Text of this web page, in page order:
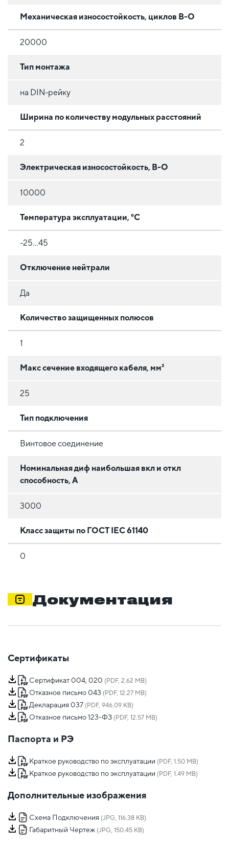
Механическая износостойкость, циклов В-О
20000
Тип монтажа
на DIN-рейку
Ширина по количеству модульных расстояний
2
Электрическая износостойкость, В-О
10000
Температура эксплуатации, °C
-25...45
Отключение нейтрали
Да
Количество защищенных полюсов
1
Макс сечение входящего кабеля, мм²
25
Тип подключения
Винтовое соединение
Номинальная диф наибольшая вкл и откл
способность, А
3000
Класс защиты по ГОСТ IEC 61140
0
Документация
Сертификаты
Сертификат 004, 020 (PDF, 2.62 MB)
Отказное письмо 043 (PDF, 12.27 MB)
Декларация 037 (PDF, 946.09 KB)
Отказное письмо 123-ФЗ (PDF, 12.57 MB)
Паспорта и РЭ
Краткое руководство по эксплуатации (PDF, 1.50 MB)
Краткое руководство по эксплуатации (PDF, 1.49 MB)
Дополнительные изображения
Схема Подключения (JPG, 116.38 KB)
Габаритный Чертеж (JPG, 150.45 KB)